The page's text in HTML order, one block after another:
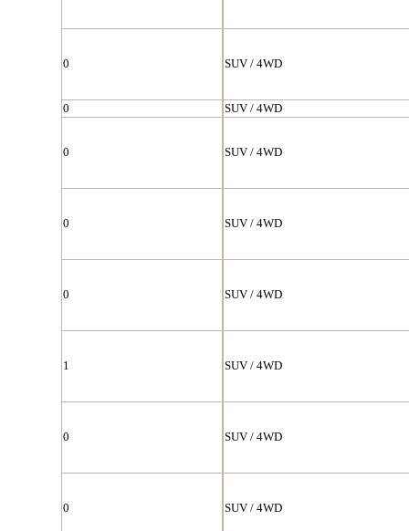
0 SUV / 4WD
0 SUV / 4WD
0 SUV / 4WD
0 SUV / 4WD
0 SUV / 4WD
1 SUV / 4WD
0 SUV / 4WD
0 SUV / 4WD